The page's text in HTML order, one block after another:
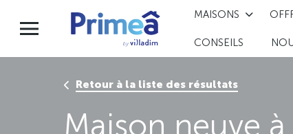
MAISONS
CONSEILS
Retour à la liste des résultats
Maison neuve